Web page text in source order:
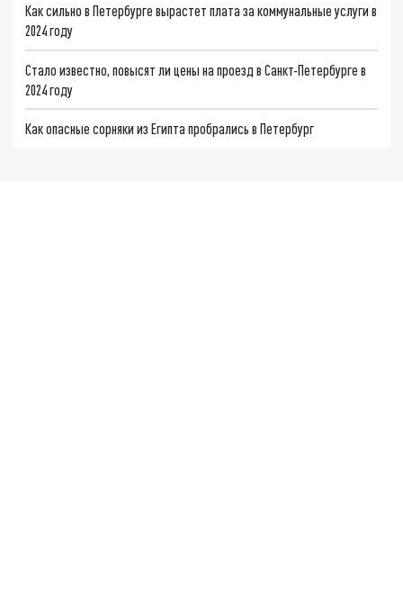
Как сильно в Петербурге вырастет плата за коммунальные услуги в
2024 году
Стало известно, повысят ли цены на проезд в Санкт-Петербурге в
2024 году
Как опасные сорняки из Египта пробрались в Петербург